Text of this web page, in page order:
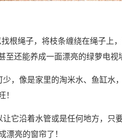
根绳子，将枝条缠绕在绳子上
还能养成一面漂亮的绿萝电视
，像是家里的淘米水、鱼缸水
它沿着水管或是任何地方，只
漂亮的窗帘了！